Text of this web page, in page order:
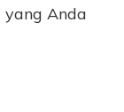
yang Anda